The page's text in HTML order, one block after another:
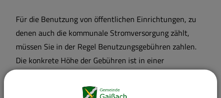
Für die Benutzung von öffentlichen Einrichtungen, zu
denen auch die kommunale Stromversorgung zählt,
müssen Sie in der Regel Benutzungsgebühren zahlen.
Die konkrete Höhe der Gebühren ist in einer